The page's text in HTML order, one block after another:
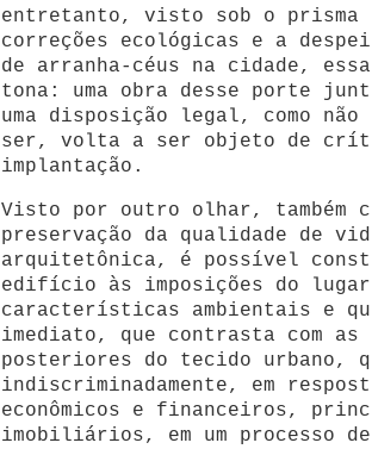
entretanto, visto sob o prisma
correções ecológicas e a
de arranha-céus na cidade,
tona: uma obra desse porte
uma disposição legal, como
ser, volta a ser objeto de
implantação.
Visto por outro olhar, também
preservação da qualidade de
arquitetônica, é possível
edifício às imposições do lugar
características ambientais e
imediato, que contrasta com as
posteriores do tecido urbano,
indiscriminadamente, em
econômicos e financeiros,
imobiliários, em um processo de